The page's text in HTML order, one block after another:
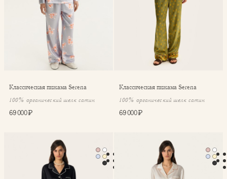
Классическая пижама Serena
100% органический шелк сатин
69 000 ₽
Классическая пижама Serena
100% органический шелк сатин
69 000 ₽
Классическая пижама с карманами CocoКлассическая пижама с